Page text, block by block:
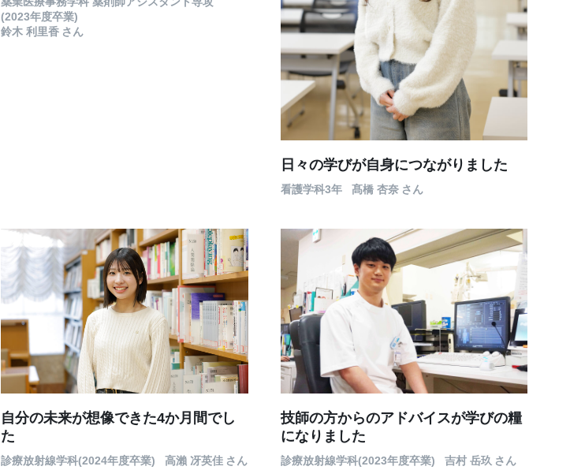
(2023年度卒業)
鈴木 利里香 さん
日々の学びが自身につながりました
看護学科3年 髙橋 杏奈 さん
自分の未来が想像できた4か月間でし
た
診療放射線学科(2024年度卒業) 高瀨 冴英佳 さん
技師の方からのアドバイスが学びの糧
になりました
診療放射線学科(2023年度卒業) 吉村 岳玖 さん